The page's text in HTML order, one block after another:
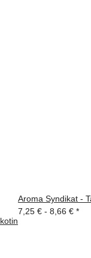
Aroma Syndikat -
7,25 € - 8,66 € *